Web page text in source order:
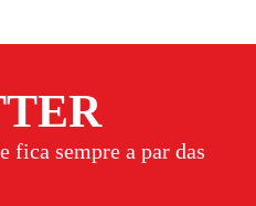
fica sempre a par das